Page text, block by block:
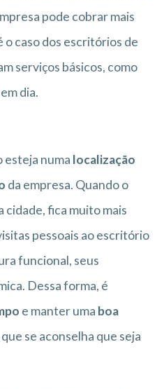
pode cobrar mais
caso dos escritórios de
serviços básicos, como
dia.
esteja numa localização
da empresa. Quando o
cidade, fica muito mais
pessoais ao escritório
funcional, seus
Dessa forma, é
e manter uma boa
que se aconselha que seja